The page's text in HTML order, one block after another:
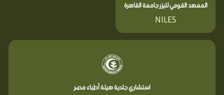
المعهد القومي لليزر جامعة القاهرة
NILES
استشاري جلدية هيئة أطباء مصر